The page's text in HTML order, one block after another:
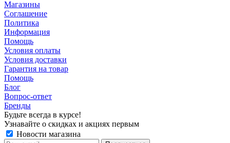
Магазины
Соглашение
Политика
Информация
Помощь
Условия оплаты
Условия доставки
Гарантия на товар
Помощь
Блог
Вопрос-ответ
Бренды
Будьте всегда в курсе!
Узнавайте о скидках и акциях первым
Новости магазина